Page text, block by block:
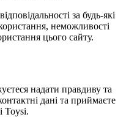
за будь-які
неможливості
цього сайту.
надати правдиву та
дані та приймаєте
Toysi.